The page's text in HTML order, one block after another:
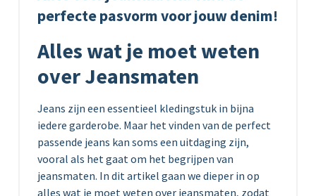
perfecte pasvorm voor jouw denim!
Alles wat je moet weten
over Jeansmaten
Jeans zijn een essentieel kledingstuk in bijna
iedere garderobe. Maar het vinden van de perfect
passende jeans kan soms een uitdaging zijn,
vooral als het gaat om het begrijpen van
jeansmaten. In dit artikel gaan we dieper in op
alles wat je moet weten over jeansmaten, zodat